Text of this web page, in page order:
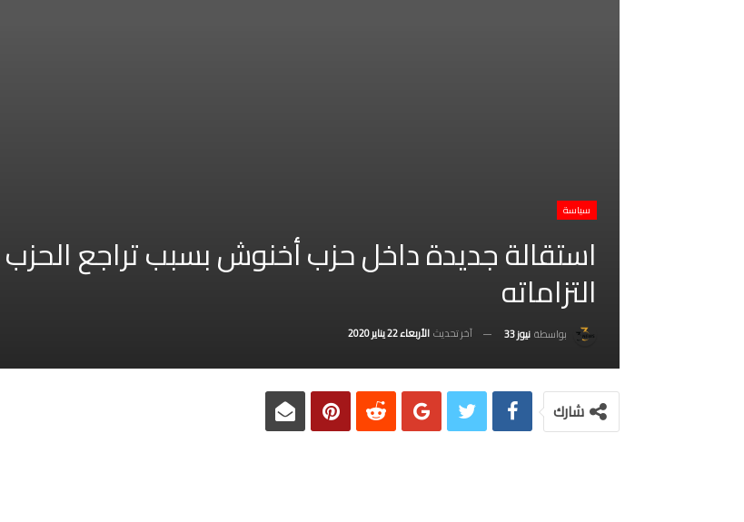
سياسة
استقالة جديدة داخل حزب أخنوش بسبب تراجع
التزاماته
بواسطة نيوز 33 آخر تحديث الأربعاء 22 يناير 2020
شارك